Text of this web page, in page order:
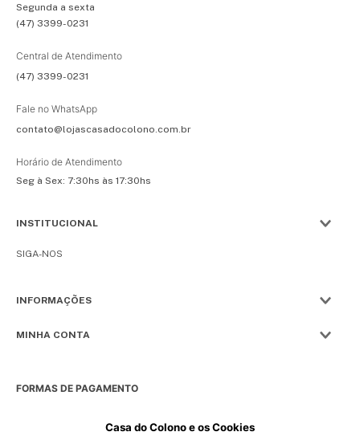
Casa do Colono e os Cookies
Segunda a sexta
(47) 3399-0231
Central de Atendimento
(47) 3399-0231
Fale no WhatsApp
contato@lojascasadocolono.com.br
Horário de Atendimento
Seg à Sex: 7:30hs às 17:30hs
INSTITUCIONAL
SIGA-NOS
INFORMAÇÕES
MINHA CONTA
FORMAS DE PAGAMENTO